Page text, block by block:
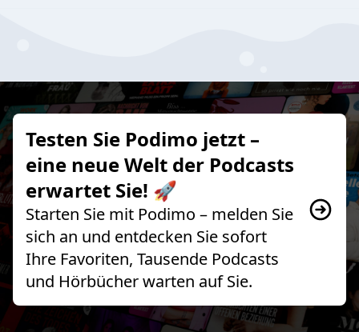
Testen Sie Podimo jetzt –
eine neue Welt der Podcasts
erwartet Sie! 🚀
Starten Sie mit Podimo – melden Sie
sich an und entdecken Sie sofort
Ihre Favoriten, Tausende Podcasts
und Hörbücher warten auf Sie.